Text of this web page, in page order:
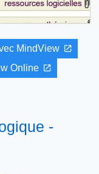
MindView
Online
-